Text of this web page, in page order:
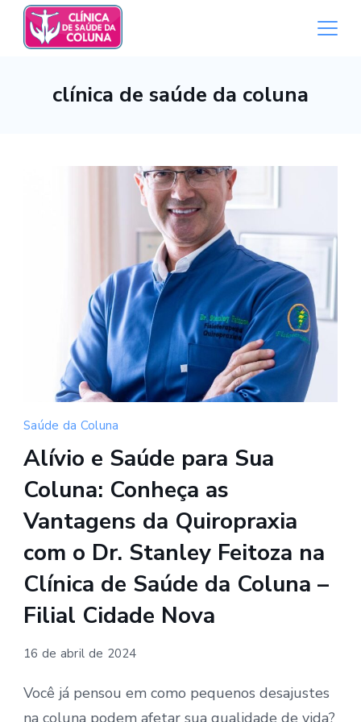
Skip
content
clínica de saúde da coluna
Saúde da Coluna
Alívio e Saúde para Sua
Coluna: Conheça as
Vantagens da Quiropraxia
com o Dr. Stanley Feitoza na
Clínica de Saúde da Coluna –
Filial Cidade Nova
16 de abril de 2024
Você já pensou em como pequenos desajustes
na coluna podem afetar sua qualidade de vida?